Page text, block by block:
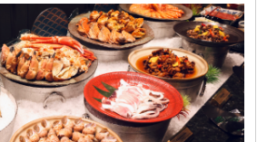
！全新草莓抹茶季台北抹茶控也吃得
址於1917年興建，這次御前上茶進駐